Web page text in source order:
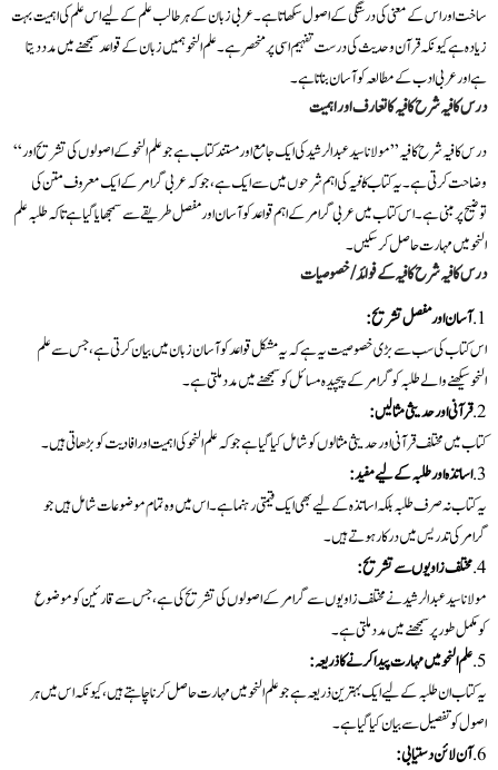
ساخت اور اس کے معنی کی درستگی کے اصول سکھاتا ہے۔ عربی زبان کے ہر طالب علم کے لیے اس علم کی اہمیت بہت
زیادہ ہے کیونکہ قرآن و حدیث کی درست تفہیم اسی پر منحصر ہے۔ علم النحو ہمیں زبان کے قواعد سمجھنے میں مدد دیتا
ہے اور عربی ادب کے مطالعہ کو آسان بناتا ہے۔
درس کا فیہ شرح کافیہ کا تعارف اور اہمیت
“درس کا فیہ شرح کافیہ” مولانا سید عبدالرشید کی ایک جامع اور مستند کتاب ہے جو علم النحو کے اصولوں کی تشریح اور
وضاحت کرتی ہے۔ یہ کتابکافیہکی اہم شرحوں میں سے ایک ہے، جو کہ عربی گرامر کے ایک معروف متن کی
توضیح پر مبنی ہے۔ اس کتاب میں عربی گرامر کے اہم قواعد کو آسان اور مفصل طریقے سے سمجھایا گیا ہے تاکہ طلبہ علم
النحو میں مہارت حاصل کر سکیں۔
درس کا فیہ شرح کافیہ کے فوائد/ خصوصیات
آسان اور مفصل تشریح:
اس کتاب کی سب سے بڑی خصوصیت یہ ہے کہ یہ مشکل قواعد کو آسان زبان میں بیان کرتی ہے، جس سے علم
النحو سیکھنے والے طلبہ کو گرامر کے پیچیدہ مسائل کو سمجھنے میں مدد ملتی ہے۔
قرآنی اور حدیثی مثالیں:
کتاب میں مختلف قرآنی اور حدیثی مثالوں کو شامل کیا گیا ہے جو کہ علم النحو کی اہمیت اور افادیت کو بڑھاتی ہیں۔
اساتذہ اور طلبہ کے لیے مفید:
یہ کتاب نہ صرف طلبہ بلکہ اساتذہ کے لیے بھی ایک قیمتی رہنما ہے۔ اس میں وہ تمام موضوعات شامل ہیں جو
گرامر کی تدریس میں درکار ہوتے ہیں۔
مختلف زاویوں سے تشریح:
مولانا سید عبدالرشید نے مختلف زاویوں سے گرامر کے اصولوں کی تشریح کی ہے، جس سے قارئین کو موضوع
کو مکمل طور پر سمجھنے میں مدد ملتی ہے۔
علم النحو میں مہارت پیدا کرنے کا ذریعہ:
یہ کتاب ان طلبہ کے لیے ایک بہترین ذریعہ ہے جو علم النحو میں مہارت حاصل کرنا چاہتے ہیں، کیونکہ اس میں ہر
اصول کو تفصیل سے بیان کیا گیا ہے۔
آن لائن دستیابی: